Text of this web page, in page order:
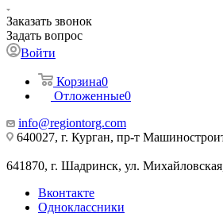
Заказать звонок
Задать вопрос
Войти
Корзина0
Отложенные0
info@regiontorg.com
640027, г. Курган, пр-т
641870, г. Шадринск, ул.
Вконтакте
Одноклассники